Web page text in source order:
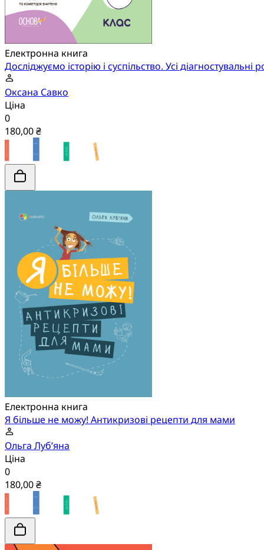
Електронна книга
Досліджуємо історію і суспільство. Усі діагностувальні
Оксана Савко
Ціна
0
180,00 ₴
Електронна книга
Я більше не можу! Антикризові рецепти для мами
Ольга Луб’яна
Ціна
0
180,00 ₴